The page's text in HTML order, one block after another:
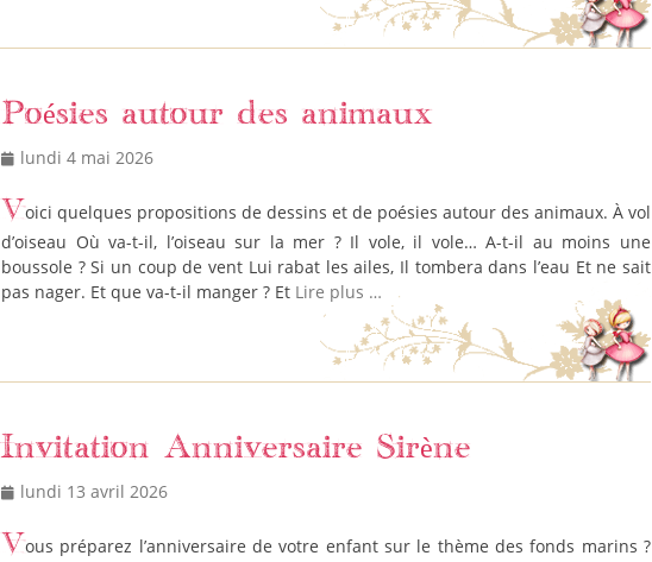
Poésies autour des animaux
Posted
lundi 4 mai 2026
Voici quelques propositions de dessins et de poésies autour des animaux. À vol
d’oiseau Où va-t-il, l’oiseau sur la mer ? Il vole, il vole… A-t-il au moins une
boussole ? Si un coup de vent Lui rabat les ailes, Il tombera dans l’eau Et ne sait
pas nager. Et que va-t-il manger ? Et Lire plus …
Invitation Anniversaire Sirène
Posted
lundi 13 avril 2026
Vous préparez l’anniversaire de votre enfant sur le thème des fonds marins ?